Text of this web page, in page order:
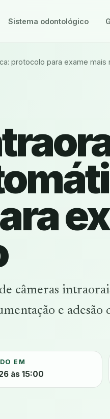
Sistema odontológico
protocolo para exame mais
câmeras
e adesão
EM
às 15:00